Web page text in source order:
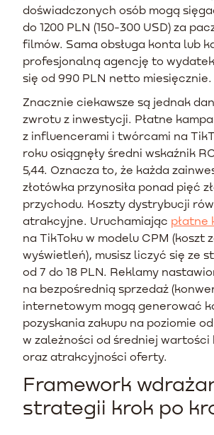
doświadczonych osób mogą
do 1200 PLN (150-300 USD) za
filmów. Sama obsługa konta lub
profesjonalną agencję to
się od 990 PLN netto miesięcznie.
Znacznie ciekawsze są jednak
zwrotu z inwestycji. Płatne
z influencerami i twórcami na
roku osiągnęły średni wskaźnik
5,44. Oznacza to, że każda
złotówka przynosiła ponad pięć
przychodu. Koszty dystrybucji
atrakcyjne. Uruchamiając płatne
na TikToku w modelu CPM (koszt
wyświetleń), musisz liczyć się ze
od 7 do 18 PLN. Reklamy
na bezpośrednią sprzedaż
internetowym mogą generować
pozyskania zakupu na poziomie
w zależności od średniej wartości
oraz atrakcyjności oferty.
Framework
strategii krok po